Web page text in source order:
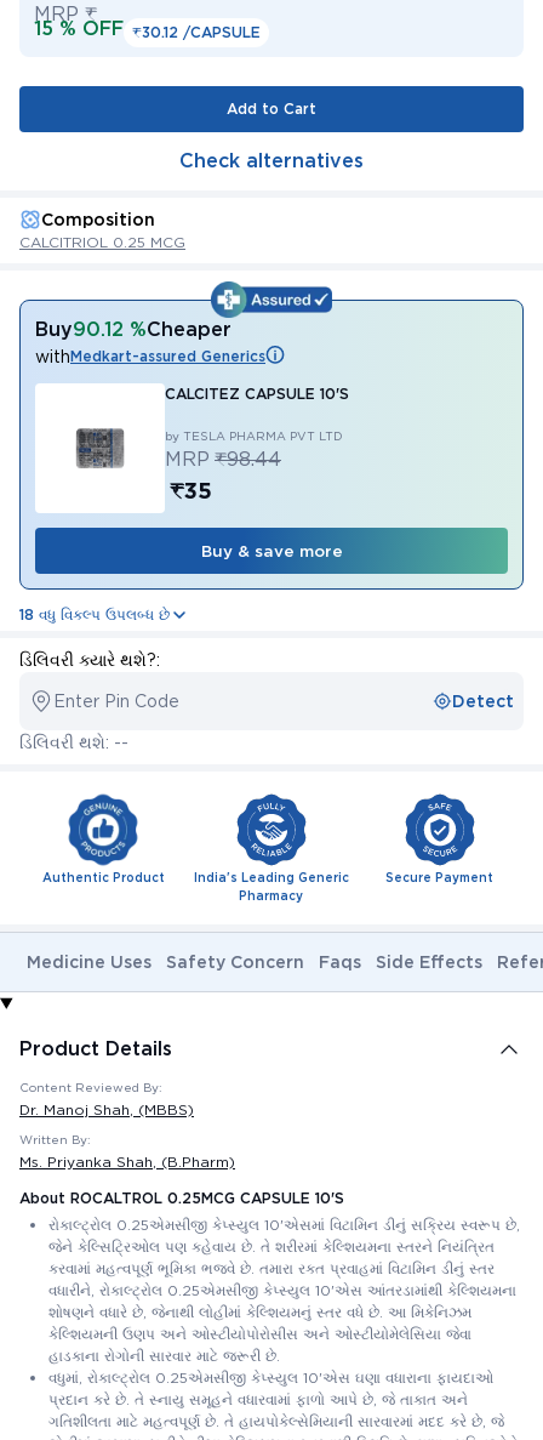
MRP ₹
15 % OFF ₹30.12 /CAPSULE
Add to Cart
Check alternatives
Composition
CALCITRIOL 0.25 MCG
Buy90.12 %Cheaper
withMedkart-assured Generics
CALCITEZ CAPSULE 10'S
by TESLA PHARMA PVT LTD
MRP ₹98.44
₹35
Buy & save more
18 વધુ વિકલ્પ ઉપલબ્ધ છે
ડિલિવરી ક્યારે થશે?:
Enter Pin Code Detect
ડિલિવરી થશે: --
Authentic Product
India's Leading Generic
Pharmacy
Secure Payment
Medicine Uses Safety Concern Faqs Side Effects
Product Details
Content Reviewed By:
Dr. Manoj Shah , (MBBS)
Written By:
Ms. Priyanka Shah , (B.Pharm)
About ROCALTROL 0.25MCG CAPSULE 10'S
રોકાલ્ટ્રોલ 0.25એમસીજી કેપ્સ્યુલ 10'એસમાં વિટામિન ડીનું સક્રિય સ્વરૂપ છે,
જેને કેલ્સિટ્રિઓલ પણ કહેવાય છે. તે શરીરમાં કેલ્શિયમના સ્તરને નિયંત્રિત
કરવામાં મહત્વપૂર્ણ ભૂમિકા ભજવે છે. તમારા રક્ત પ્રવાહમાં વિટામિન ડીનું સ્તર
વધારીને, રોકાલ્ટ્રોલ 0.25એમસીજી કેપ્સ્યુલ 10'એસ આંતરડામાંથી કેલ્શિયમના
શોષણને વધારે છે, જેનાથી લોહીમાં કેલ્શિયમનું સ્તર વધે છે. આ મિકેનિઝમ
કેલ્શિયમની ઉણપ અને ઓસ્ટીયોપોરોસીસ અને ઓસ્ટીયોમેલેસિયા જેવા
હાડકાના રોગોની સારવાર માટે જરૂરી છે.
વધુમાં, રોકાલ્ટ્રોલ 0.25એમસીજી કેપ્સ્યુલ 10'એસ ઘણા વધારાના ફાયદાઓ
પ્રદાન કરે છે. તે સ્નાયુ સમૂહને વધારવામાં ફાળો આપે છે, જે તાકાત અને
ગતિશીલતા માટે મહત્વપૂર્ણ છે. તે હાયપોકેલ્સેમિયાની સારવારમાં મદદ કરે છે, જે